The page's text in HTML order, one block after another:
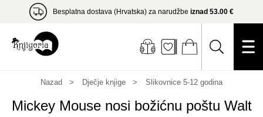
Besplatna dostava (Hrvatska) za narudžbe iznad 53.00 €
Nazad Dječje knjige Slikovnice 5-12 godina
Mickey Mouse nosi božićnu poštu Walt